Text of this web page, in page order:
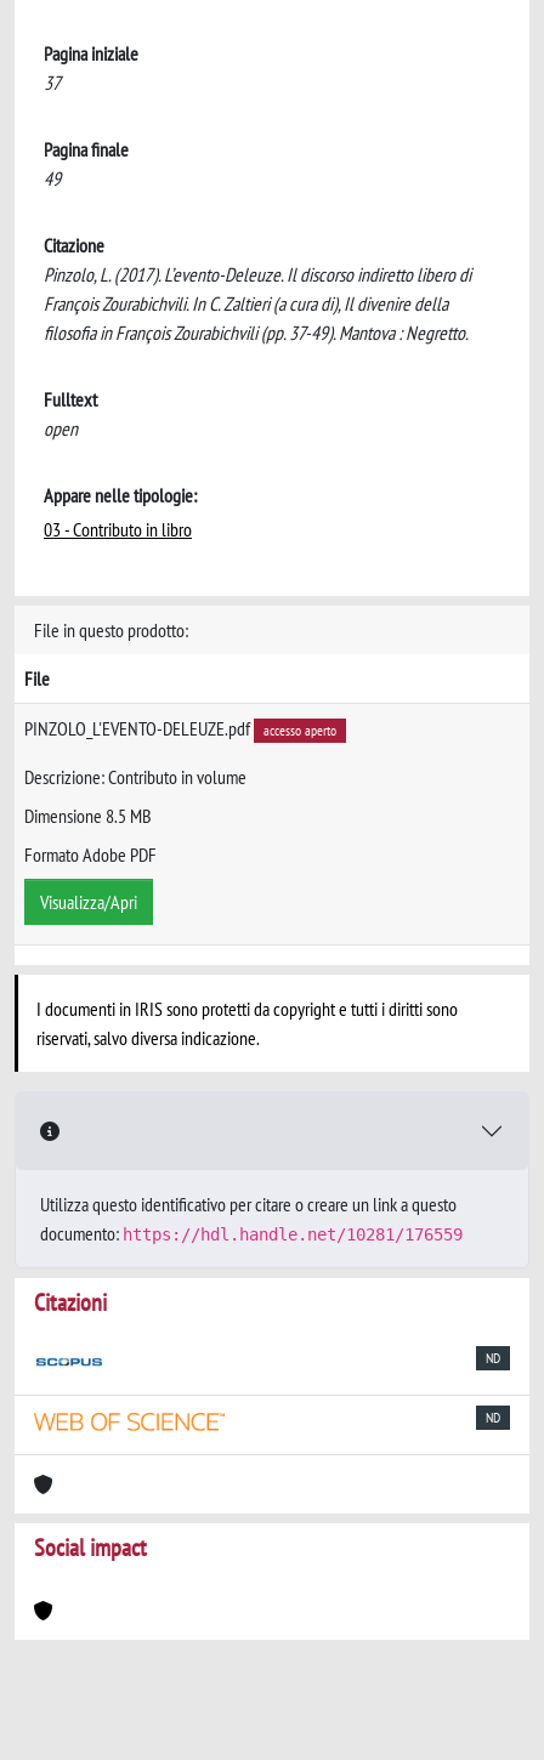
Pagina iniziale
37
Pagina finale
49
Citazione
Pinzolo, L. (2017). L’evento-Deleuze. Il discorso indiretto libero di
François Zourabichvili. In C. Zaltieri (a cura di), Il divenire della
filosofia in François Zourabichvili (pp. 37-49). Mantova : Negretto.
Fulltext
open
Appare nelle tipologie:
03 - Contributo in libro
File in questo prodotto:
File
PINZOLO_L'EVENTO-DELEUZE.pdf accesso aperto
Descrizione: Contributo in volume
Dimensione 8.5 MB
Formato Adobe PDF
Visualizza/Apri
I documenti in IRIS sono protetti da copyright e tutti i diritti sono
riservati, salvo diversa indicazione.
Utilizza questo identificativo per citare o creare un link a questo
documento: https://hdl.handle.net/10281/176559
Citazioni
ND
ND
Social impact